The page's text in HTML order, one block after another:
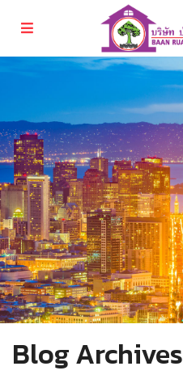
Blog Archives